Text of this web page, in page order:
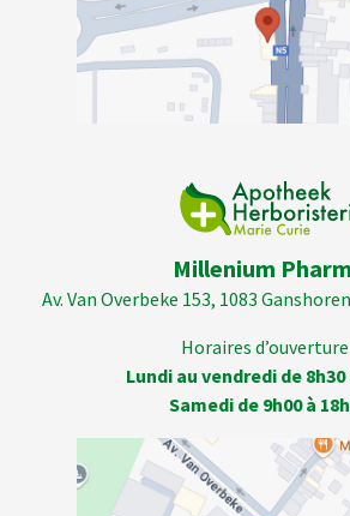
Millenium
Av. Van Overbeke 153, 1083
Horaires d’ouverture
Lundi au vendredi de 8h30
Samedi de 9h00 à